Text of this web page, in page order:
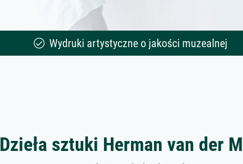
Wydruki artystyczne o jakości muzealnej
Dzieła sztuki Herman van der